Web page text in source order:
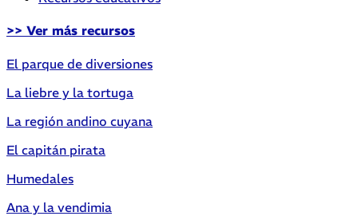
>> Ver más recursos
El parque de diversiones
La liebre y la tortuga
La región andino cuyana
El capitán pirata
Humedales
Ana y la vendimia